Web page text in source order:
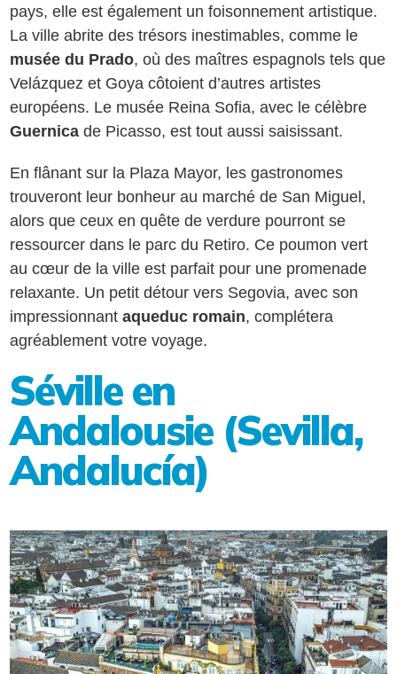
pays, elle est également un foisonnement artistique.
La ville abrite des trésors inestimables, comme le
musée du Prado, où des maîtres espagnols tels que
Velázquez et Goya côtoient d’autres artistes
européens. Le musée Reina Sofia, avec le célèbre
Guernica de Picasso, est tout aussi saisissant.
En flânant sur la Plaza Mayor, les gastronomes
trouveront leur bonheur au marché de San Miguel,
alors que ceux en quête de verdure pourront se
ressourcer dans le parc du Retiro. Ce poumon vert
au cœur de la ville est parfait pour une promenade
relaxante. Un petit détour vers Segovia, avec son
impressionnantaqueduc romain, complétera
agréablement votre voyage.
Séville en
Andalousie (Sevilla,
Andalucía)